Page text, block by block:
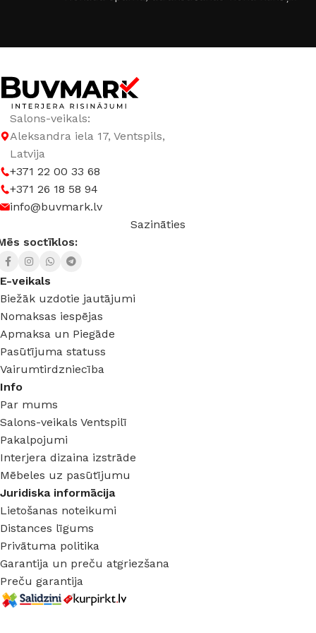
Salons-veikals:
Aleksandra iela 17, Ventspils,
Latvija
+371 22 00 33 68
+371 26 18 58 94
info@buvmark.lv
Sazināties
soctīklos:
E-veikals
Biežāk uzdotie jautājumi
Nomaksas iespējas
Apmaksa un Piegāde
Pasūtījuma statuss
Vairumtirdzniecība
Info
Par mums
Salons-veikals Ventspilī
Pakalpojumi
Interjera dizaina izstrāde
Mēbeles uz pasūtījumu
Juridiska informācija
Lietošanas noteikumi
Distances līgums
Privātuma politika
Garantija un preču atgriezšana
Preču garantija